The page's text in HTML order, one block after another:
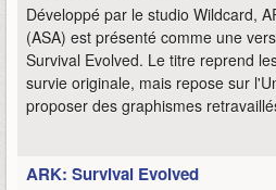
Développé par le studio Wildcard,
(ASA) est présenté comme une
Survival Evolved. Le titre reprend
survie originale, mais repose sur
proposer des graphismes
ARK: Survival Evolved